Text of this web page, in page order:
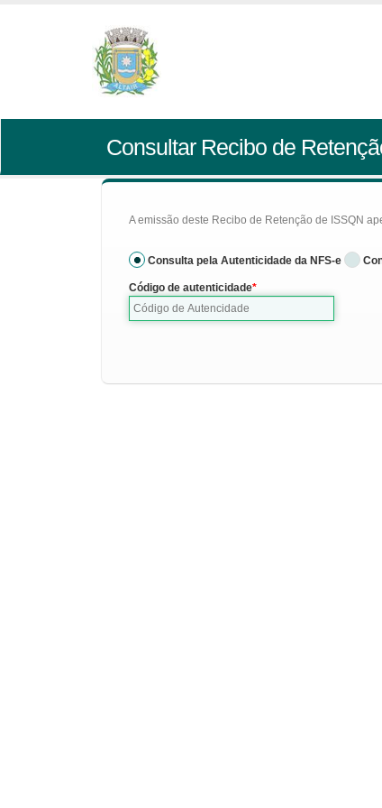
Consultar Recibo de
A emissão deste Recibo de Retenção de ISSQN
Consulta pela Autenticidade da NFS-e
Código de autenticidade